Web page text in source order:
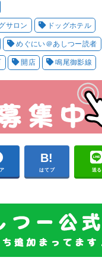
サロン ドッグホテル
めぐにい＠あしつー読者
開店 鳴尾御影線
はてブ 送る